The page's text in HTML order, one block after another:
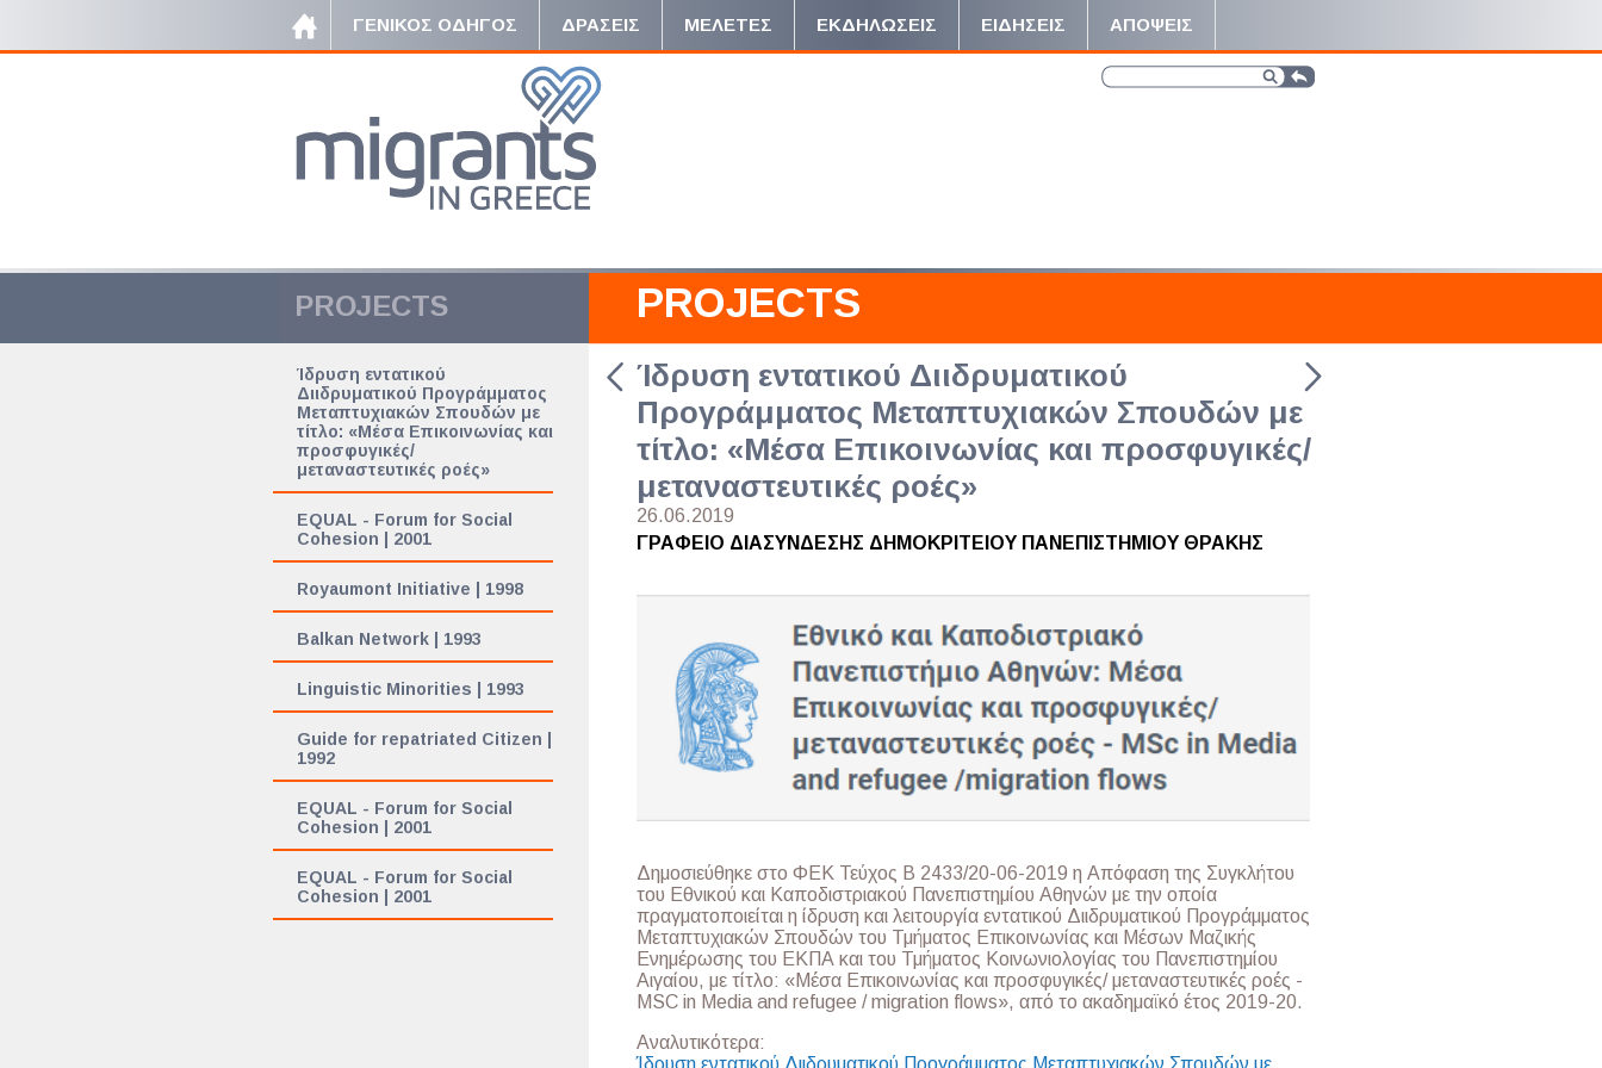
ΓΕΝΙΚΟΣ ΟΔΗΓΟΣ ΔΡΑΣΕΙΣ ΜΕΛΕΤΕΣ ΕΚΔΗΛΩΣΕΙΣ ΕΙΔΗΣΕΙΣ ΑΠΟΨΕΙΣ
PROJECTS
Ίδρυση εντατικού
Διιδρυματικού Προγράμματος
Μεταπτυχιακών Σπουδών με
τίτλο: «Μέσα Επικοινωνίας και
προσφυγικές/
μεταναστευτικές ροές»
EQUAL - Forum for Social
Cohesion | 2001
Royaumont Initiative | 1998
Balkan Network | 1993
Linguistic Minorities | 1993
Guide for repatriated Citizen |
1992
EQUAL - Forum for Social
Cohesion | 2001
EQUAL - Forum for Social
Cohesion | 2001
PROJECTS
Ίδρυση εντατικού Διιδρυματικού
Προγράμματος Μεταπτυχιακών Σπουδών με
τίτλο: «Μέσα Επικοινωνίας και προσφυγικές/
μεταναστευτικές ροές»
26.06.2019
ΓΡΑΦΕΙΟ ΔΙΑΣΥΝΔΕΣΗΣ ΔΗΜΟΚΡΙΤΕΙΟΥ ΠΑΝΕΠΙΣΤΗΜΙΟΥ ΘΡΑΚΗΣ
Δημοσιεύθηκε στο ΦΕΚ Τεύχος Β 2433/20-06-2019 η Απόφαση της Συγκλήτου
του Εθνικού και Καποδιστριακού Πανεπιστημίου Αθηνών με την οποία
πραγματοποιείται η ίδρυση και λειτουργία εντατικού Διιδρυματικού Προγράμματος
Μεταπτυχιακών Σπουδών του Τμήματος Επικοινωνίας και Μέσων Μαζικής
Ενημέρωσης του ΕΚΠΑ και του Τμήματος Κοινωνιολογίας του Πανεπιστημίου
Αιγαίου, με τίτλο: «Μέσα Επικοινωνίας και προσφυγικές/ μεταναστευτικές ροές -
MSC in Media and refugee / migration flows», από το ακαδημαϊκό έτος 2019-20.
Αναλυτικότερα: